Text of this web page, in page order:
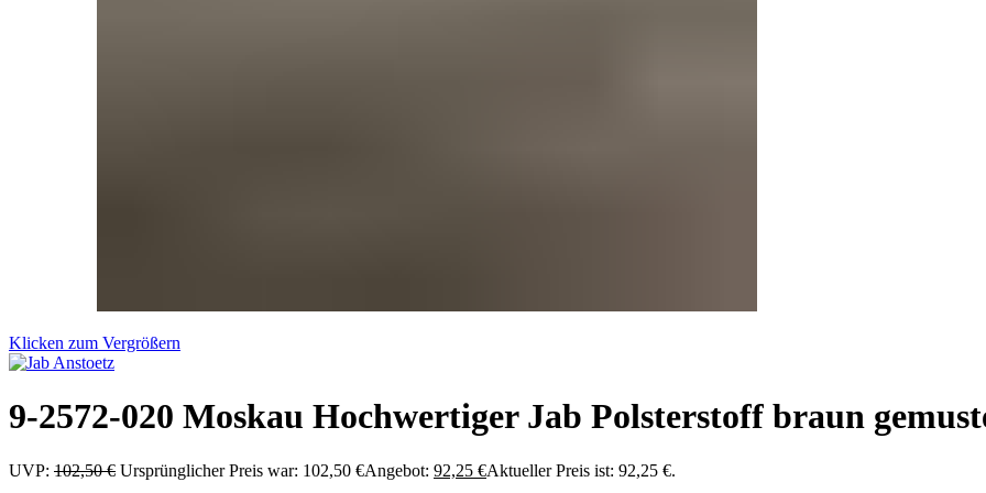
Klicken zum Vergrößern
9-2572-020 Moskau Hochwertiger Jab Polsterstoff braun
UVP: 102,50€ Ursprünglicher Preis war: 102,50 €Angebot: 92,25 €Aktueller Preis ist: 92,25 €.